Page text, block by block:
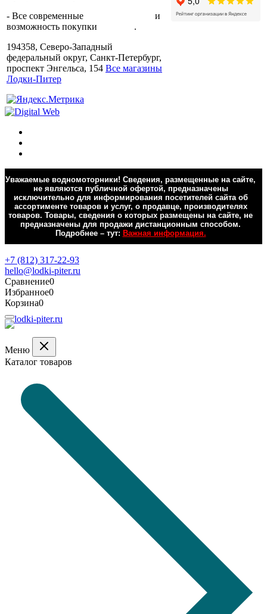
- Все современные
и
возможность покупки
.
194358, Северо-Западный
федеральный округ, Санкт-Петербург,
проспект Энгельса, 154 Все магазины
Лодки-Питер
Уважаемые водномоторники! Сведения, размещенные на сайте,
не являются публичной офертой, предназначены
исключительно для информирования посетителей сайта об
ассортименте товаров и услуг, о продавце, производителях
товаров. Товары, сведения о которых размещены на сайте, не
предназначены для продажи дистанционным способом.
Подробнее – тут: Важная информация.
+7 (812) 317-22-93
hello@lodki-piter.ru
Сравнение0
Избранное0
Корзина0
Меню
Каталог товаров